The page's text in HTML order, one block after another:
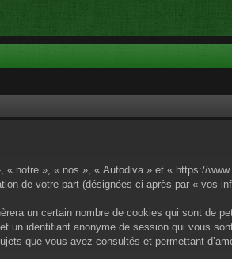
notre », « nos », « Autodiva » et « https://
de votre part (désignées ci-après par « vos
un certain nombre de cookies qui sont de
un identifiant anonyme de session qui vous
que vous avez consultés et permettant